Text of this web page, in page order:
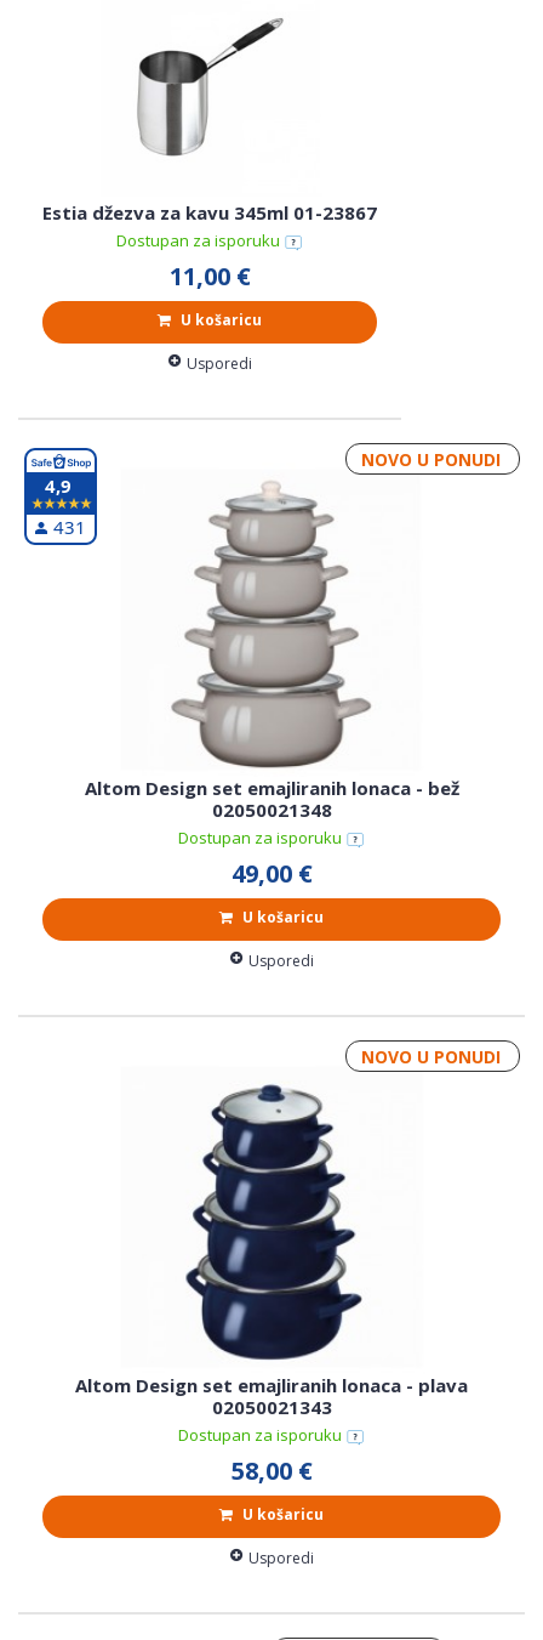
Estia džezva za kavu 345ml 01-23867
Dostupan za isporuku
11,00 €
U košaricu
Usporedi
NOVO U PONUDI
Altom Design set emajliranih lonaca - bež
02050021348
Dostupan za isporuku
49,00 €
U košaricu
Usporedi
NOVO U PONUDI
Altom Design set emajliranih lonaca - plava
02050021343
Dostupan za isporuku
58,00 €
U košaricu
Usporedi
4,9
431